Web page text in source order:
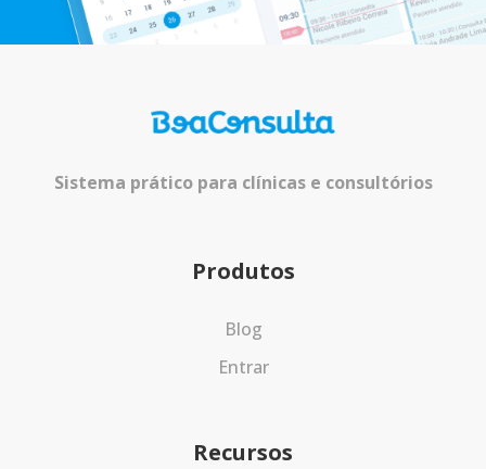
Sistema prático para clínicas e consultórios
Produtos
Blog
Entrar
Recursos